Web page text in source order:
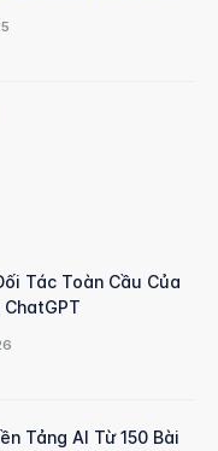
Tác Toàn Cầu Của
ChatGPT
Tảng AI Từ 150 Bài